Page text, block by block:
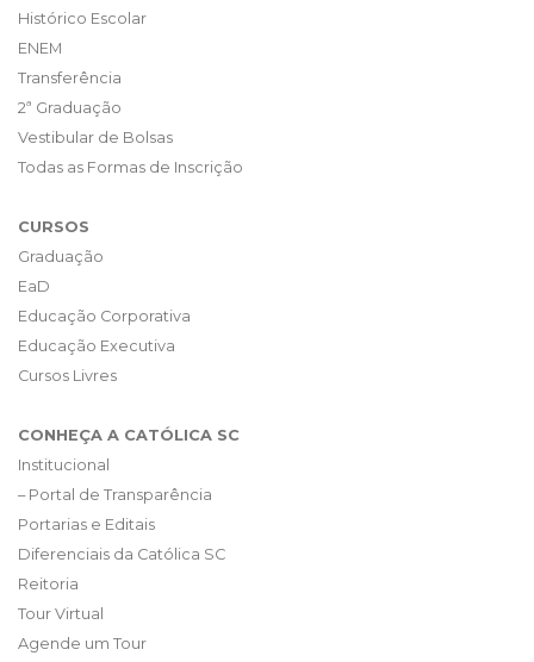
Histórico Escolar
ENEM
Transferência
2ª Graduação
Vestibular de Bolsas
Todas as Formas de Inscrição
CURSOS
Graduação
EaD
Educação Corporativa
Educação Executiva
Cursos Livres
CONHEÇA A CATÓLICA SC
Institucional
– Portal de Transparência
Portarias e Editais
Diferenciais da Católica SC
Reitoria
Tour Virtual
Agende um Tour